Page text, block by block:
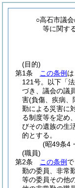
○高石市議
等に関す
(目的)
第1条
この条例
121号。以下「
づき、議会の議
害(負傷、疾病、
勤による災害に
る制度等を定め
びその遺族の生
的とする。
(昭49条4
(職員)
第2条
この条例
勤の委員、非常
等の委員その他